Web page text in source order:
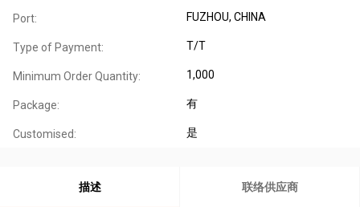
Port: FUZHOU, CHINA
Type of Payment: T/T
Minimum Order Quantity: 1,000
Package: 有
Customised: 是
描述 联络供应商